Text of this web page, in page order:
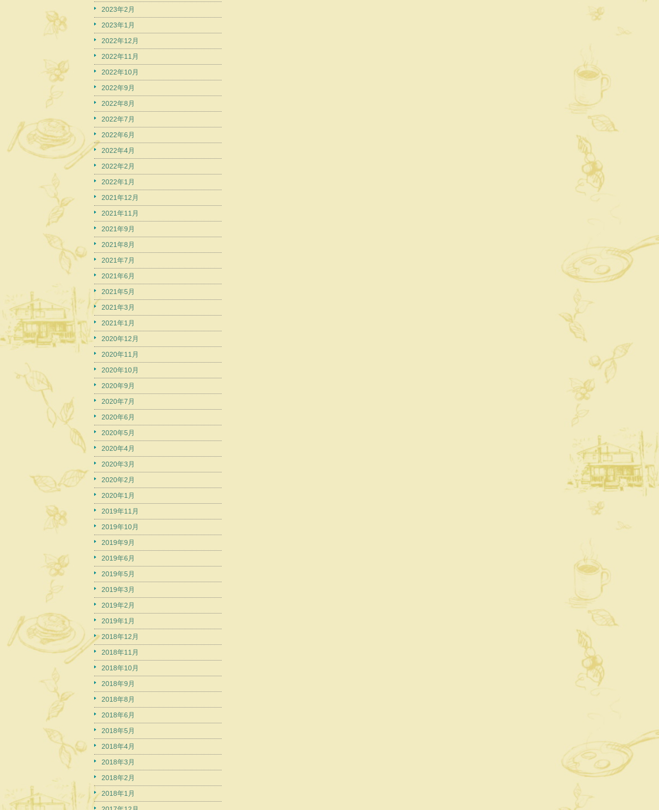
2023年2月
2023年1月
2022年12月
2022年11月
2022年10月
2022年9月
2022年8月
2022年7月
2022年6月
2022年4月
2022年2月
2022年1月
2021年12月
2021年11月
2021年9月
2021年8月
2021年7月
2021年6月
2021年5月
2021年3月
2021年1月
2020年12月
2020年11月
2020年10月
2020年9月
2020年7月
2020年6月
2020年5月
2020年4月
2020年3月
2020年2月
2020年1月
2019年11月
2019年10月
2019年9月
2019年6月
2019年5月
2019年3月
2019年2月
2019年1月
2018年12月
2018年11月
2018年10月
2018年9月
2018年8月
2018年6月
2018年5月
2018年4月
2018年3月
2018年2月
2018年1月